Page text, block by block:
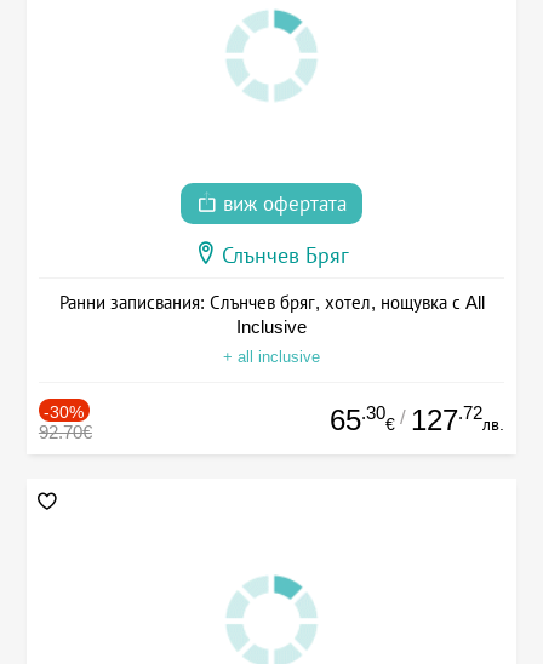
виж офертата
Слънчев Бряг
Ранни записвания: Слънчев бряг, хотел, нощувка с All
Inclusive
+ all inclusive
-30%
92.70€ 65.30
€ / 127.72
лв.